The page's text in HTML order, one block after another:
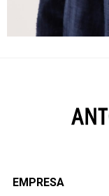
EMPRESA